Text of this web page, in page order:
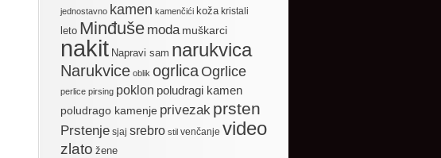
jednostavno kamen kamenčići koža kristali
leto Minđuše moda muškarci
nakit Napravi sam narukvica
Narukvice oblik ogrlicaOgrlice
perlice pirsing poklon poludragi kamen
poludrago kamenje privezak prsten
Prstenje sjaj srebro stil venčanje video
zlato žene